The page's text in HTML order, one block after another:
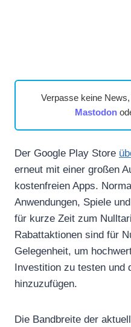
Verpasse keine
Mastodon
Der Google Play Store
erneut mit einer großen
kostenfreien Apps.
Anwendungen, Spiele
für kurze Zeit zum
Rabattaktionen sind für
Gelegenheit, um
Investition zu testen und
hinzuzufügen.
Die Bandbreite der